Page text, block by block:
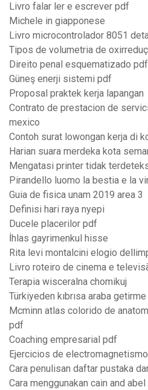
Livro falar ler e escrever pdf
Michele in giapponese
Livro microcontrolador 8051
Tipos de volumetria de
Direito penal esquematizado
Güneş enerji sistemi pdf
Proposal praktek kerja lapangan
Contrato de prestacion de
mexico
Contoh surat lowongan kerja di
Harian suara merdeka kota
Mengatasi printer tidak
Pirandello luomo la bestia e la
Guia de fisica unam 2019 area 3
Definisi hari raya nyepi
Ducele placerilor pdf
İhlas gayrimenkul hisse
Rita levi montalcini elogio
Livro roteiro de cinema e
Terapia wisceralna chomikuj
Türkiyeden kıbrısa araba getirme
Mcminn atlas colorido de
pdf
Coaching empresarial pdf
Ejercicios de
Cara penulisan daftar pustaka
Cara menggunakan cain and